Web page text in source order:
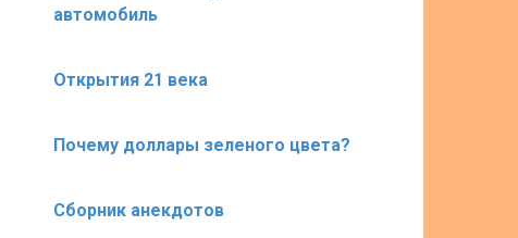
автомобиль
Открытия 21 века
Почему доллары зеленого цвета?
Сборник анекдотов